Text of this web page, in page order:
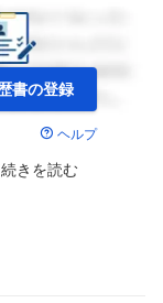
書の登録
ヘルプ
続きを読む